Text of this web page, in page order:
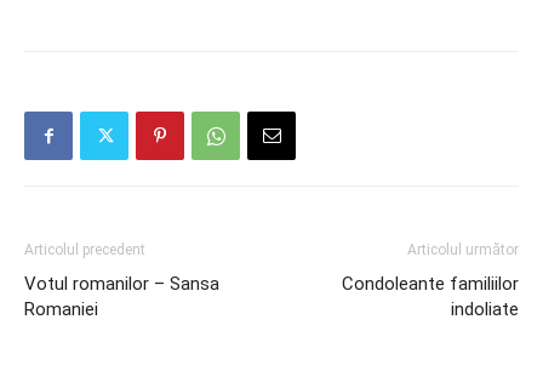
Articolul precedent
Votul romanilor – Sansa
Romaniei
Articolul următor
Condoleante familiilor
indoliate